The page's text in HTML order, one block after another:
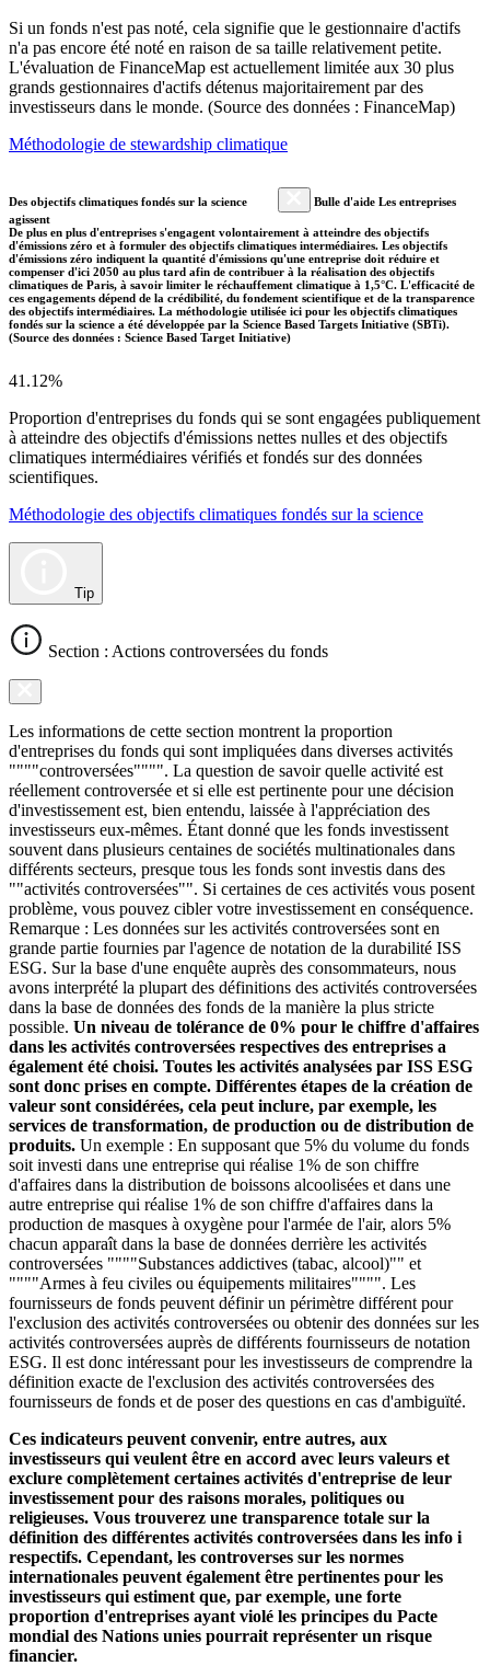
Si un fonds n'est pas noté, cela signifie que le gestionnaire d'actifs
n'a pas encore été noté en raison de sa taille relativement petite.
L'évaluation de FinanceMap est actuellement limitée aux 30 plus
grands gestionnaires d'actifs détenus majoritairement par des
investisseurs dans le monde. (Source des données : FinanceMap)
Méthodologie de stewardship climatique
Des objectifs climatiques fondés sur la science
Bulle d'aide Les entreprises
agissent
De plus en plus d'entreprises s'engagent volontairement à atteindre des objectifs
d'émissions zéro et à formuler des objectifs climatiques intermédiaires. Les objectifs
d'émissions zéro indiquent la quantité d'émissions qu'une entreprise doit réduire et
compenser d'ici 2050 au plus tard afin de contribuer à la réalisation des objectifs
climatiques de Paris, à savoir limiter le réchauffement climatique à 1,5°C. L'efficacité de
ces engagements dépend de la crédibilité, du fondement scientifique et de la transparence
des objectifs intermédiaires. La méthodologie utilisée ici pour les objectifs climatiques
fondés sur la science a été développée par la Science Based Targets Initiative (SBTi).
(Source des données : Science Based Target Initiative)
41.12%
Proportion d'entreprises du fonds qui se sont engagées publiquement
à atteindre des objectifs d'émissions nettes nulles et des objectifs
climatiques intermédiaires vérifiés et fondés sur des données
scientifiques.
Méthodologie des objectifs climatiques fondés sur la science
Tip
Section : Actions controversées du fonds
Les informations de cette section montrent la proportion
d'entreprises du fonds qui sont impliquées dans diverses activités
""""controversées"""". La question de savoir quelle activité est
réellement controversée et si elle est pertinente pour une décision
d'investissement est, bien entendu, laissée à l'appréciation des
investisseurs eux-mêmes. Étant donné que les fonds investissent
souvent dans plusieurs centaines de sociétés multinationales dans
différents secteurs, presque tous les fonds sont investis dans des
""activités controversées"". Si certaines de ces activités vous posent
problème, vous pouvez cibler votre investissement en conséquence.
Remarque : Les données sur les activités controversées sont en
grande partie fournies par l'agence de notation de la durabilité ISS
ESG. Sur la base d'une enquête auprès des consommateurs, nous
avons interprété la plupart des définitions des activités controversées
dans la base de données des fonds de la manière la plus stricte
possible. Un niveau de tolérance de 0% pour le chiffre d'affaires
dans les activités controversées respectives des entreprises a
également été choisi. Toutes les activités analysées par ISS ESG
sont donc prises en compte. Différentes étapes de la création de
valeur sont considérées, cela peut inclure, par exemple, les
services de transformation, de production ou de distribution de
produits. Un exemple : En supposant que 5% du volume du fonds
soit investi dans une entreprise qui réalise 1% de son chiffre
d'affaires dans la distribution de boissons alcoolisées et dans une
autre entreprise qui réalise 1% de son chiffre d'affaires dans la
production de masques à oxygène pour l'armée de l'air, alors 5%
chacun apparaît dans la base de données derrière les activités
controversées """"Substances addictives (tabac, alcool)"" et
""""Armes à feu civiles ou équipements militaires"""". Les
fournisseurs de fonds peuvent définir un périmètre différent pour
l'exclusion des activités controversées ou obtenir des données sur les
activités controversées auprès de différents fournisseurs de notation
ESG. Il est donc intéressant pour les investisseurs de comprendre la
définition exacte de l'exclusion des activités controversées des
fournisseurs de fonds et de poser des questions en cas d'ambiguïté.
Ces indicateurs peuvent convenir, entre autres, aux
investisseurs qui veulent être en accord avec leurs valeurs et
exclure complètement certaines activités d'entreprise de leur
investissement pour des raisons morales, politiques ou
religieuses. Vous trouverez une transparence totale sur la
définition des différentes activités controversées dans les info i
respectifs. Cependant, les controverses sur les normes
internationales peuvent également être pertinentes pour les
investisseurs qui estiment que, par exemple, une forte
proportion d'entreprises ayant violé les principes du Pacte
mondial des Nations unies pourrait représenter un risque
financier.